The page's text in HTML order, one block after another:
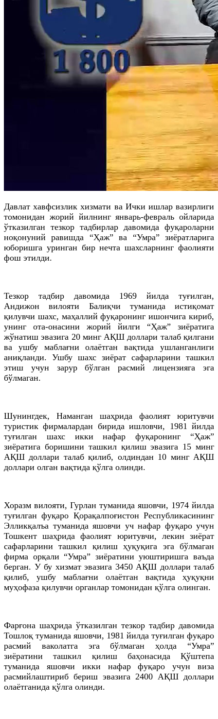
Давлат хавфсизлик хизмати ва Ички ишлар вазирлиги
томонидан жорий йилнинг январь-февраль ойларида
ўтказилган тезкор тадбирлар давомида фуқароларни
ноқонуний равишда “Ҳаж” ва “Умра” зиёратларига
юборишга уринган бир нечта шахсларнинг фаолияти
фош этилди.
Тезкор тадбир давомида 1969 йилда туғилган,
Андижон вилояти Балиқчи туманида истиқомат
қилувчи шахс, маҳаллий фуқаронинг ишончига кириб,
унинг ота-онасини жорий йилги “Ҳаж” зиёратига
жўнатиш эвазига 20 минг АҚШ доллари талаб қилгани
ва ушбу маблағни олаётган вақтида ушланганлиги
аниқланди. Ушбу шахс зиёрат сафарларини ташкил
этиш учун зарур бўлган расмий лицензияга эга
бўлмаган.
Шунингдек, Наманган шаҳрида фаолият юритувчи
туристик фирмалардан бирида ишловчи, 1981 йилда
туғилган шахс икки нафар фуқаронинг “Ҳаж”
зиёратига боришини ташкил қилиш эвазига 15 минг
АҚШ доллари талаб қилиб, олдиндан 10 минг АҚШ
доллари олган вақтида қўлга олинди.
Хоразм вилояти, Гурлан туманида яшовчи, 1974 йилда
туғилган фуқаро Қорақалпоғистон Республикасининг
Элликқалъа туманида яшовчи уч нафар фуқаро учун
Тошкент шаҳрида фаолият юритувчи, лекин зиёрат
сафарларини ташкил қилиш ҳуқуқига эга бўлмаган
фирма орқали “Умра” зиёратини уюштиришга ваъда
берган. У бу хизмат эвазига 3450 АҚШ доллари талаб
қилиб, ушбу маблағни олаётган вақтида ҳуқуқни
муҳофаза қилувчи органлар томонидан қўлга олинган.
Фарғона шаҳрида ўтказилган тезкор тадбир давомида
Тошлоқ туманида яшовчи, 1981 йилда туғилган фуқаро
расмий ваколатга эга бўлмаган ҳолда “Умра”
зиёратини ташкил қилиш баҳонасида Қўштепа
туманида яшовчи икки нафар фуқаро учун виза
расмийлаштириб бериш эвазига 2400 АҚШ доллари
олаётганида қўлга олинди.